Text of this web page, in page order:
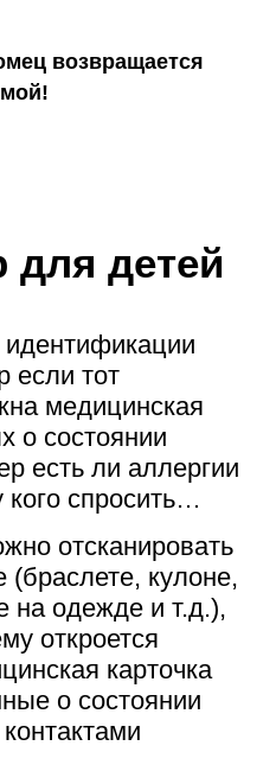
возвращается
для детей
идентификации
если тот
медицинская
о состоянии
есть ли аллергии
кого спросить…
отсканировать
(браслете, кулоне,
на одежде и т.д.),
откроется
карточка
о состоянии